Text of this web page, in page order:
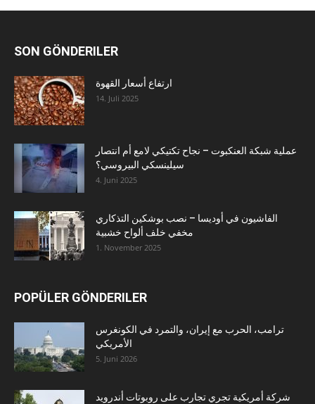
SON GÖNDERILER
ارتفاع أسعار القهوة
14. Juli 2025
عملية شبكة العنكبوت – نجاح تكتيكي لامع أم انتصار
سيلينسكي البيروسي؟
4. Juni 2025
الفاشيون في أوديسا – نصب بوشكين التذكاري
مخفي خلف ألواح خشبية
1. November 2025
POPÜLER GÖNDERILER
ترامب، الحرب مع إيران، والتمرد في الكونغرس
الأمريكي
5. Juni 2026
شركة أمريكية تجري تجارب على روبوتات أندرويد